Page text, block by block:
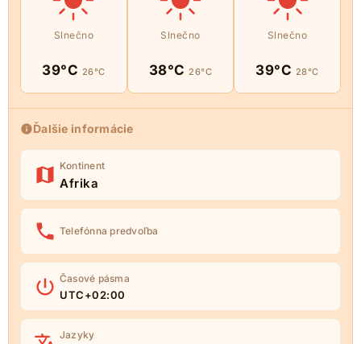
Slnečno
39°C 26°C
Slnečno
38°C26°C
Slnečno
39°C 28°C
Ďalšie informácie
Kontinent
Afrika
Telefónna predvoľba
Časové pásma
UTC+02:00
Jazyky